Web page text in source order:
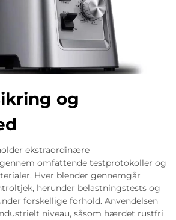
og
ekstraordinære
omfattende testprotokoller og
Hver blender gennemgår
herunder belastningstests og
forskellige forhold. Anvendelsen
niveau, såsom hærdet rustfri